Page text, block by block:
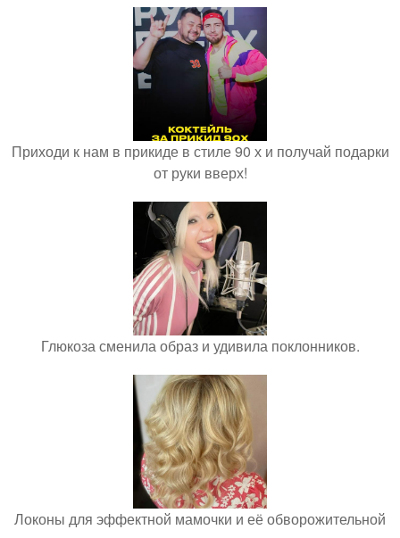
Приходи к нам в прикиде в стиле 90 х и получай подарки
от руки вверх!
Глюкоза сменила образ и удивила поклонников.
Локоны для эффектной мамочки и её обворожительной